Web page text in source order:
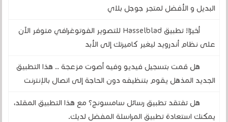
البديل و الأفضل لمتجر جوجل بلاي
أخيرًا! تطبيق Hasselblad للتصوير الفوتوغرافي متوفر الآن
على نظام أندرويد ليغير كاميرتك إلى الأبد
هل قمت بتسجيل فيديو وفيه أصوت مزعجة .. هذا التطبيق
الجديد المذهل يقوم بتنظيفه دون الحاجة إلى اتصال بالإنترنت
هل تفتقد تطبيق رسائل سامسونج؟ مع هذا التطبيق المقلد،
يمكنك استعادة تطبيق المراسلة المفضل لديك.